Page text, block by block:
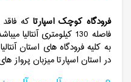
فرودگاه کوچک اسپارتاکه فاقد
فاصله 130 کیلومتری آنتالیا میباشد.به دلیل
به کلیه فرودگاه های استان
در استان اسپارتا میزبان پرواز